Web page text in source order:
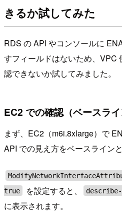
きるか試してみた
RDS の API やコンソールに
すフィールドはないため、VPC
認できないか試してみました。
EC2 での確認（ベースライ
まず、EC2（m6i.8xlarge）で
API での見え方をベースライン
true
を設定すると、
に表示されます。